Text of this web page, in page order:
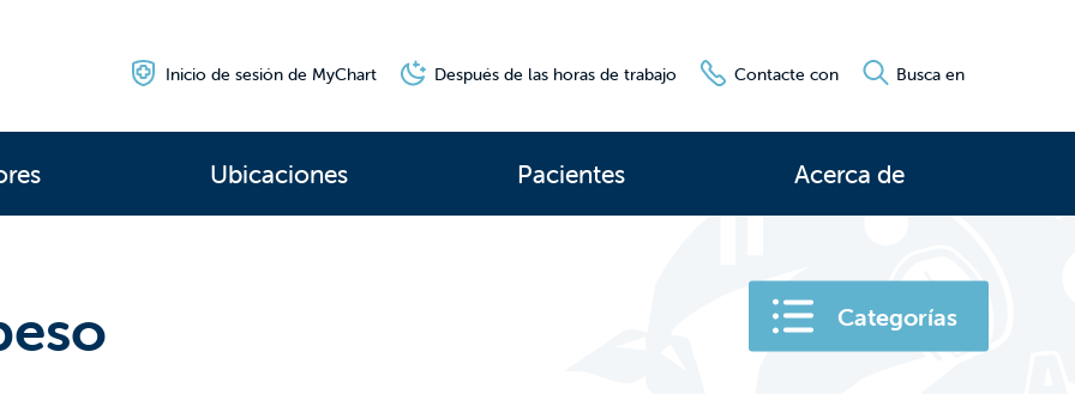
Ubicaciones Pacientes Acerca de
Inicio de sesión de MyChart Después de las horas de trabajo Contacte con Busca en
Categorías